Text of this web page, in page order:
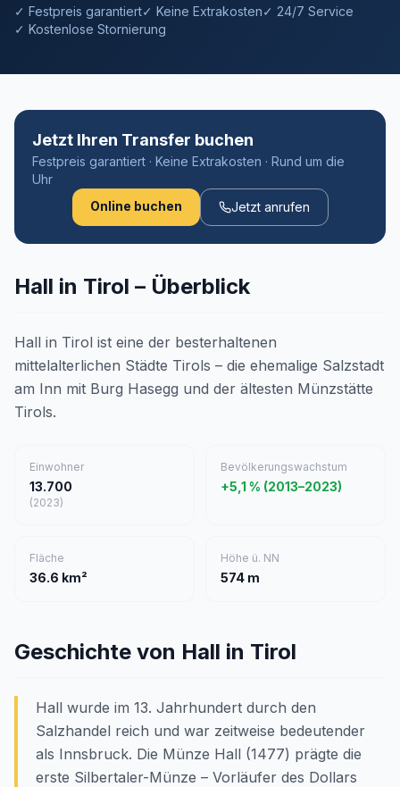
✓ Festpreis garantiert✓ Keine Extrakosten✓ 24/7 Service
✓ Kostenlose Stornierung
Jetzt Ihren Transfer buchen
Festpreis garantiert · Keine Extrakosten · Rund um die
Uhr
Online buchen
Jetzt anrufen
Hall in Tirol – Überblick
Hall in Tirol ist eine der besterhaltenen
mittelalterlichen Städte Tirols – die ehemalige Salzstadt
am Inn mit Burg Hasegg und der ältesten Münzstätte
Tirols.
Einwohner
13.700
(2023)
Bevölkerungswachstum
+5,1 % (2013–2023)
Fläche
36.6 km²
Höhe ü. NN
574 m
Geschichte von Hall in Tirol
Hall wurde im 13. Jahrhundert durch den
Salzhandel reich und war zeitweise bedeutender
als Innsbruck. Die Münze Hall (1477) prägte die
erste Silbertaler-Münze – Vorläufer des Dollars